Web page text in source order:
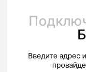
Введите адрес